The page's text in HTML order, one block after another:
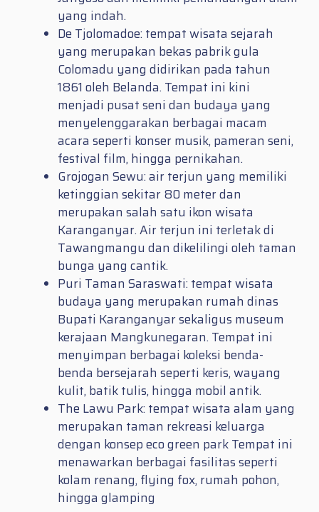
yang indah.
De Tjolomadoe: tempat wisata sejarah
yang merupakan bekas pabrik gula
Colomadu yang didirikan pada tahun
1861 oleh Belanda. Tempat ini kini
menjadi pusat seni dan budaya yang
menyelenggarakan berbagai macam
acara seperti konser musik, pameran seni,
festival film, hingga pernikahan.
Grojogan Sewu: air terjun yang memiliki
ketinggian sekitar 80 meter dan
merupakan salah satu ikon wisata
Karanganyar. Air terjun ini terletak di
Tawangmangu dan dikelilingi oleh taman
bunga yang cantik.
Puri Taman Saraswati: tempat wisata
budaya yang merupakan rumah dinas
Bupati Karanganyar sekaligus museum
kerajaan Mangkunegaran. Tempat ini
menyimpan berbagai koleksi benda-
benda bersejarah seperti keris, wayang
kulit, batik tulis, hingga mobil antik.
The Lawu Park: tempat wisata alam yang
merupakan taman rekreasi keluarga
dengan konsep eco green park Tempat ini
menawarkan berbagai fasilitas seperti
kolam renang, flying fox, rumah pohon,
hingga glamping